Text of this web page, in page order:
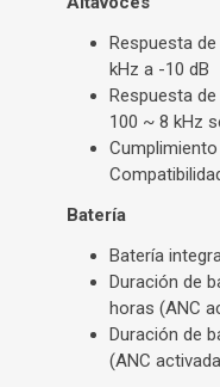
Respuesta
kHz a -10 dB
Respuesta
100 ~ 8 kHz
Batería
Batería
Duración de
horas (ANC
Duración de
(ANC